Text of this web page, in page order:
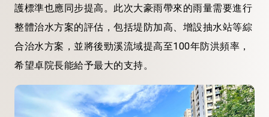
護標準也應同步提高。此次大豪雨帶來的雨量需要進行
整體治水方案的評估，包括堤防加高、增設抽水站等綜
合治水方案，並將後勁溪流域提高至100年防洪頻率，
希望卓院長能給予最大的支持。